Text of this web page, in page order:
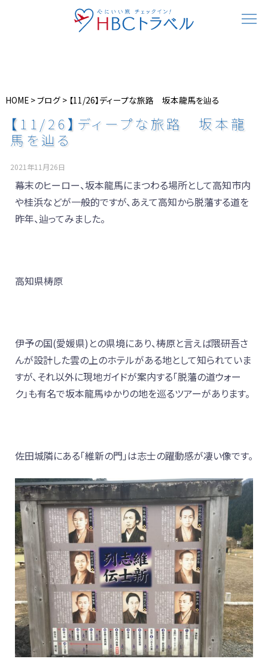
HOME>ブログ> 【11/26】ディープな旅路 坂本龍馬を辿る
【11/26】ディープな旅路 坂本龍
馬を辿る
2021年11月26日
幕末のヒーロー、坂本龍馬にまつわる場所として高知市内
や桂浜などが一般的ですが、あえて高知から脱藩する道を
昨年、辿ってみました。
高知県梼原
伊予の国(愛媛県)との県境にあり、梼原と言えば隈研吾さ
んが設計した雲の上のホテルがある地として知られていま
すが、それ以外に現地ガイドが案内する「脱藩の道ウォー
ク」も有名で坂本龍馬ゆかりの地を巡るツアーがあります。
佐田城隣にある「維新の門」は志士の躍動感が凄い像です。